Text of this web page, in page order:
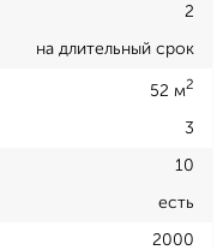
2
на длительный срок
52 м2
3
10
есть
2000